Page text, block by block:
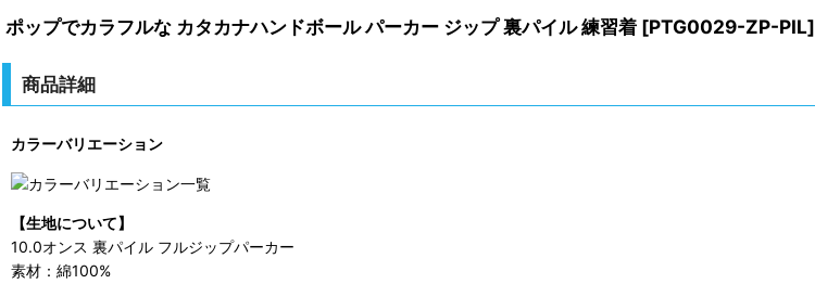
ポップでカラフルな カタカナハンドボール パーカー ジップ 裏パイル 練習着 [PTG0029-ZP-PIL]
商品詳細
カラーバリエーション
【生地について】
10.0オンス 裏パイル フルジップパーカー
素材：綿100%